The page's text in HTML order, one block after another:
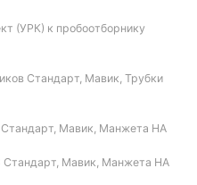
(УРК) к пробоотборнику
Стандарт, Мавик, Трубки
Мавик, Манжета НА
Стандарт, Мавик, Манжета НА